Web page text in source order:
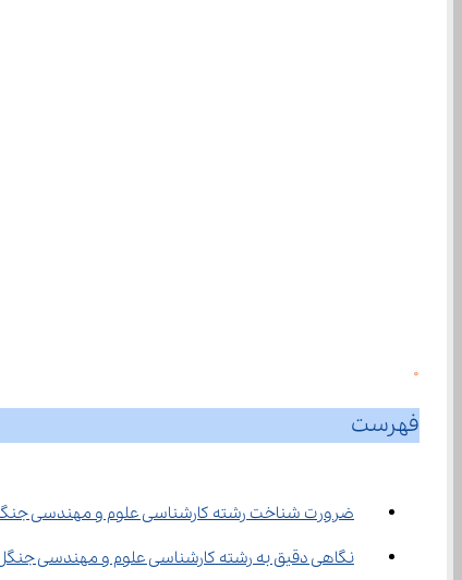
0
فهرست
ضرورت شناخت رشته کارشناسی علوم و مهندسی
نگاهی دقیق به رشته کارشناسی علوم و مهندسی